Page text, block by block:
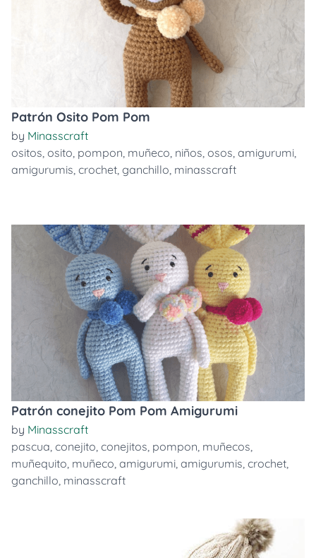
Patrón Osito Pom Pom
by Minasscraft
ositos, osito, pompon, muñeco, niños, osos, amigurumi,
amigurumis, crochet, ganchillo, minasscraft
Patrón conejito Pom Pom Amigurumi
by Minasscraft
pascua, conejito, conejitos, pompon, muñecos,
muñequito, muñeco, amigurumi, amigurumis, crochet,
ganchillo, minasscraft